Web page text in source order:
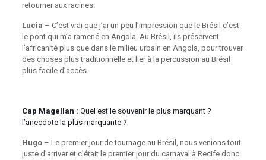
retourner aux racines.
Lucia – C’est vrai que j’ai un peu l’impression que le Brésil c’est
le pont qui m’a ramené en Angola. Au Brésil, ils préservent
l’africanité plus que dans le milieu urbain en Angola, pour trouver
des choses plus traditionnelle et lier à la percussion au Brésil
plus facile d’accès.
Cap Magellan : Quel est le souvenir le plus marquant ?
l’anecdote la plus marquante ?
Hugo– Le premier jour de tournage au Brésil, nous venions tout
juste d’arriver et c’était le premier jour du carnaval à Recife donc